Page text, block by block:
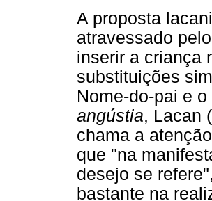
A proposta
atravessado
inserir a criança
substituições
Nome-do-pai e
angústia, Lacan
chama a
que "na
desejo se
bastante na